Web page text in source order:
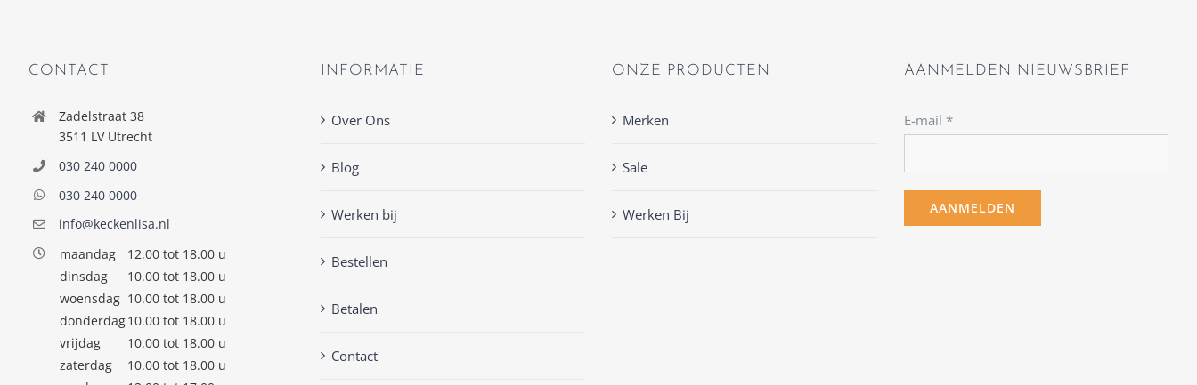
CONTACT
Zadelstraat 38
3511 LV Utrecht
030 240 0000
030 240 0000
info@keckenlisa.nl
maandag
12.00 tot 18.00 u
dinsdag
10.00 tot 18.00 u
woensdag 10.00 tot 18.00 u
donderdag10.00 tot 18.00 u
vrijdag
10.00 tot 18.00 u
zaterdag
10.00 tot 18.00 u
INFORMATIE
Over Ons
Blog
Werken bij
Bestellen
Betalen
Contact
ONZE PRODUCTEN
Merken
Sale
Werken Bij
AANMELDEN NIEUWSBRIEF
E-mail *